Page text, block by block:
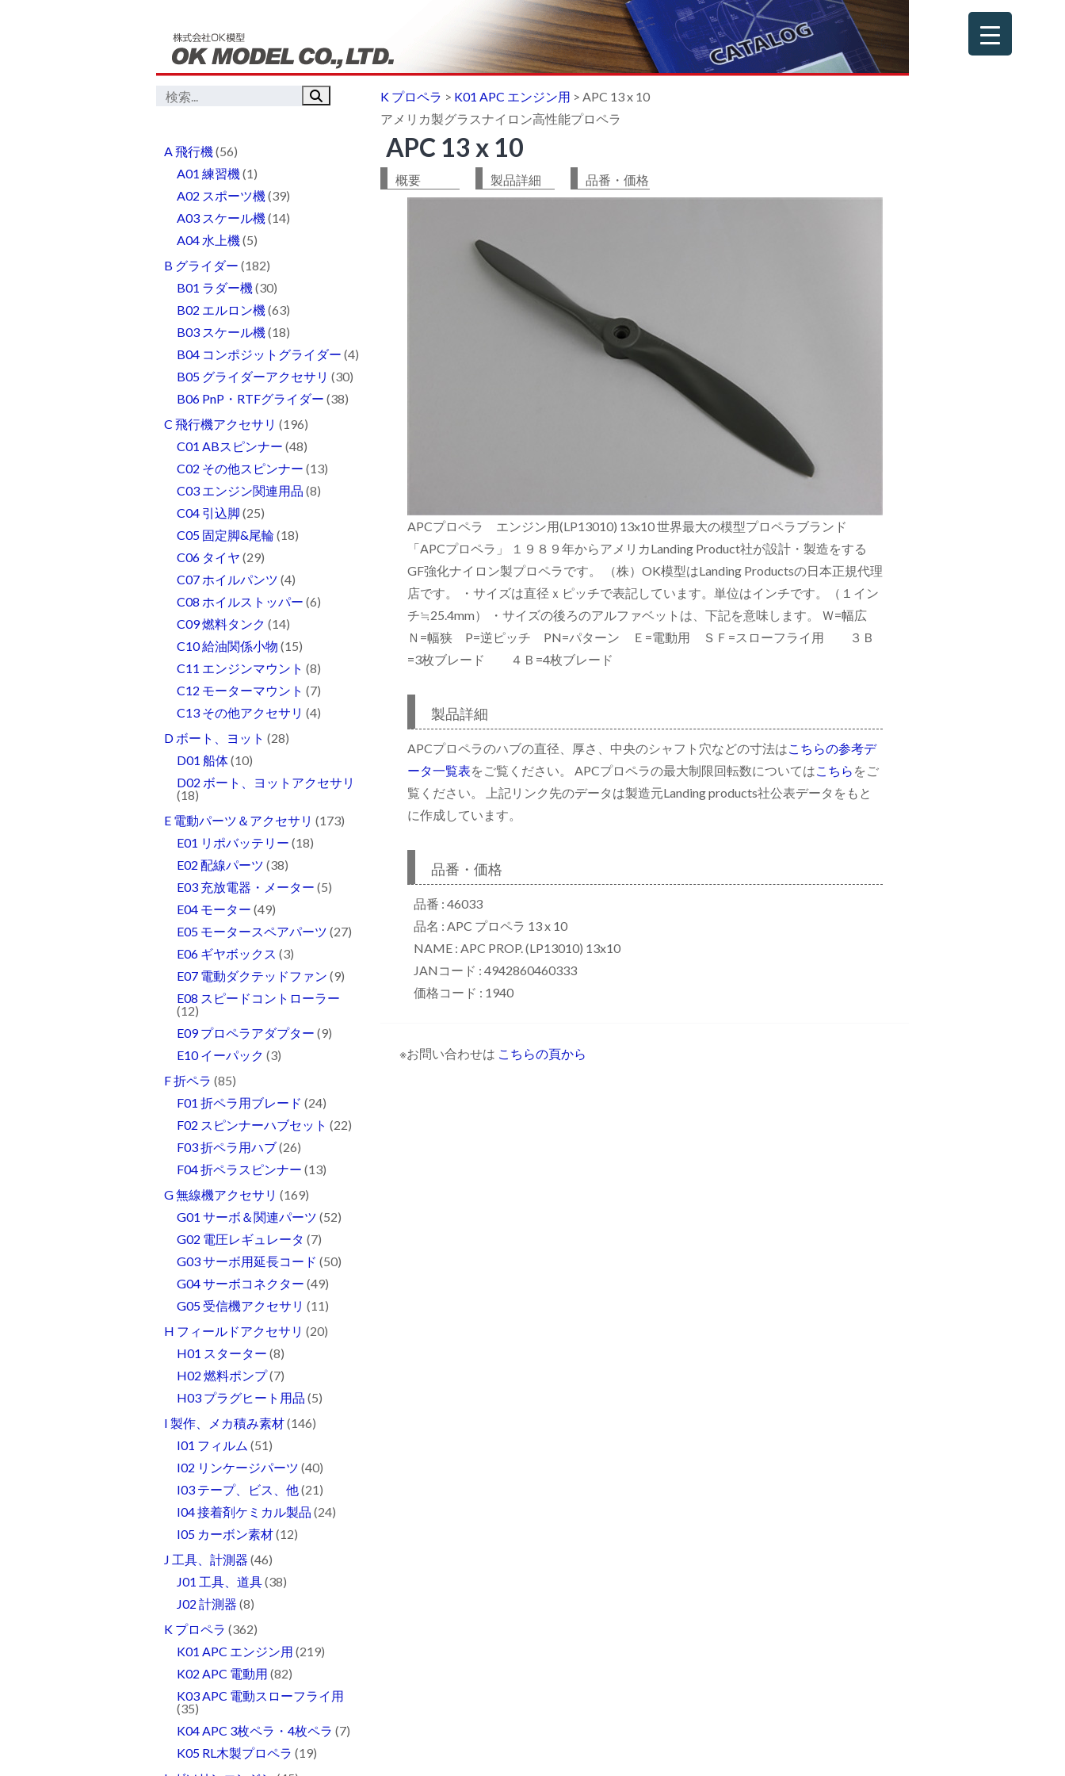
K プロペラ > K01 APC エンジン用 >APC 13 x 10
アメリカ製グラスナイロン高性能プロペラ
APC 13 x 10
概要 製品詳細 品番・価格
APCプロペラ エンジン用(LP13010) 13x10 世界最大の模型プロペラブランド
「APCプロペラ」 １９８９年からアメリカLanding Product社が設計・製造をする
GF強化ナイロン製プロペラです。 （株）OK模型はLanding Productsの日本正規代理
店です。 ・サイズは直径ｘピッチで表記しています。単位はインチです。（１イン
チ≒25.4mm） ・サイズの後ろのアルファベットは、下記を意味します。 Ｗ=幅広
Ｎ=幅狭 P=逆ピッチ PN=パターン Ｅ=電動用 ＳＦ=スローフライ用 ３Ｂ
=3枚ブレード ４Ｂ=4枚ブレード
製品詳細
APCプロペラのハブの直径、厚さ、中央のシャフト穴などの寸法はこちらの参考デ
ータ一覧表をご覧ください。 APCプロペラの最大制限回転数についてはこちら をご
覧ください。 上記リンク先のデータは製造元Landing products社公表データをもと
に作成しています。
品番・価格
品番 : 46033
品名 : APC プロペラ 13 x 10
NAME : APC PROP. (LP13010) 13x10
JANコード : 4942860460333
価格コード : 1940
※お問い合わせは こちらの頁から
A 飛行機(56)
A01 練習機(1)
A02 スポーツ機(39)
A03 スケール機(14)
A04 水上機(5)
B グライダー (182)
B01 ラダー機(30)
B02 エルロン機(63)
B03 スケール機(18)
B04 コンポジットグライダー (4)
B05 グライダーアクセサリ (30)
B06 PnP・RTFグライダー (38)
C 飛行機アクセサリ (196)
C01 ABスピンナー (48)
C02 その他スピンナー (13)
C03 エンジン関連用品 (8)
C04 引込脚 (25)
C05 固定脚&尾輪(18)
C06 タイヤ (29)
C07 ホイルパンツ (4)
C08 ホイルストッパー (6)
C09 燃料タンク (14)
C10 給油関係小物 (15)
C11 エンジンマウント (8)
C12 モーターマウント (7)
C13 その他アクセサリ (4)
D ボート、ヨット (28)
D01 船体(10)
D02 ボート、ヨットアクセサリ
(18)
E 電動パーツ＆アクセサリ (173)
E01 リポバッテリー (18)
E02 配線パーツ (38)
E03 充放電器・メーター (5)
E04 モーター (49)
E05 モータースペアパーツ (27)
E06 ギヤボックス (3)
E07 電動ダクテッドファン (9)
E08 スピードコントローラー
(12)
E09 プロペラアダプター (9)
E10 イーパック (3)
F 折ペラ (85)
F01 折ペラ用ブレード (24)
F02 スピンナーハブセット (22)
F03 折ペラ用ハブ(26)
F04 折ペラスピンナー (13)
G 無線機アクセサリ (169)
G01 サーボ＆関連パーツ (52)
G02 電圧レギュレータ (7)
G03 サーボ用延長コード (50)
G04 サーボコネクター (49)
G05 受信機アクセサリ (11)
H フィールドアクセサリ (20)
H01 スターター (8)
H02 燃料ポンプ(7)
H03 プラグヒート用品 (5)
I 製作、メカ積み素材(146)
I01 フィルム (51)
I02 リンケージパーツ (40)
I03 テープ、ビス、他(21)
I04 接着剤ケミカル製品 (24)
I05 カーボン素材(12)
J 工具、計測器 (46)
J01 工具、道具(38)
J02 計測器 (8)
K プロペラ (362)
K01 APC エンジン用 (219)
K02 APC 電動用 (82)
K03 APC 電動スローフライ用
(35)
K04 APC 3枚ペラ・4枚ペラ (7)
K05 RL木製プロペラ (19)